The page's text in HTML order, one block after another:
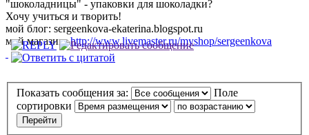
"шоколадницы" - упаковки для шоколадки?
Хочу учиться и творить!
мой блог: sergeenkova-ekaterina.blogspot.ru
мой магазин:http://www.livemaster.ru/myshop/sergeenkova
Показать сообщения за:
Поле
сортировки